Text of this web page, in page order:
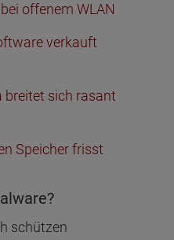
offenem WLAN
verkauft
breitet sich rasant
Speicher frisst
schützen